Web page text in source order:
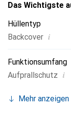
Das Wichtigste
Hüllentyp
Backcover i
Funktionsumfang
Aufprallschutz i
Mehr anzeigen